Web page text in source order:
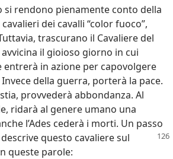
si rendono pienamente conto della
dei cavalli “color fuoco”,
trascurano il Cavaliere del
avvicina il gioioso giorno in cui
entrerà in azione per capovolgere
Invece della guerra, porterà la pace.
provvederà abbondanza. Al
ridarà al genere umano una
l’Ades cederà i morti. Un passo
questo cavaliere sul
queste parole: